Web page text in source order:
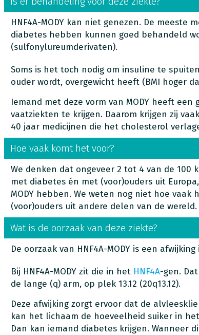
HNF4A-MODY kan niet genezen. De meeste
diabetes hebben kunnen goed behandeld
(sulfonylureumderivaten).
Soms is het toch nodig om insuline te
ouder wordt, overgewicht heeft (BMI hoger
Iemand met deze vorm van MODY heeft
vaatziekten te krijgen. Daarom krijgen zij
40 jaar medicijnen die het cholesterol
Hoe vaak komt het voor?
We denken dat ongeveer 2 tot 4 van de 100
met diabetes én met (voor)ouders uit
MODY hebben. We weten nog niet hoe
(voor)ouders uit andere delen van de wereld.
Wat is de oorzaak van deze ziekte?
De oorzaak van HNF4A-MODY is een afwijking
Bij HNF4A-MODY zit die in het HNF4A-gen.
de lange (q) arm, op plek 13.12 (20q13.12).
Deze afwijking zorgt ervoor dat de
kan het lichaam de hoeveelheid suiker in
Dan kan iemand diabetes krijgen. Wanneer